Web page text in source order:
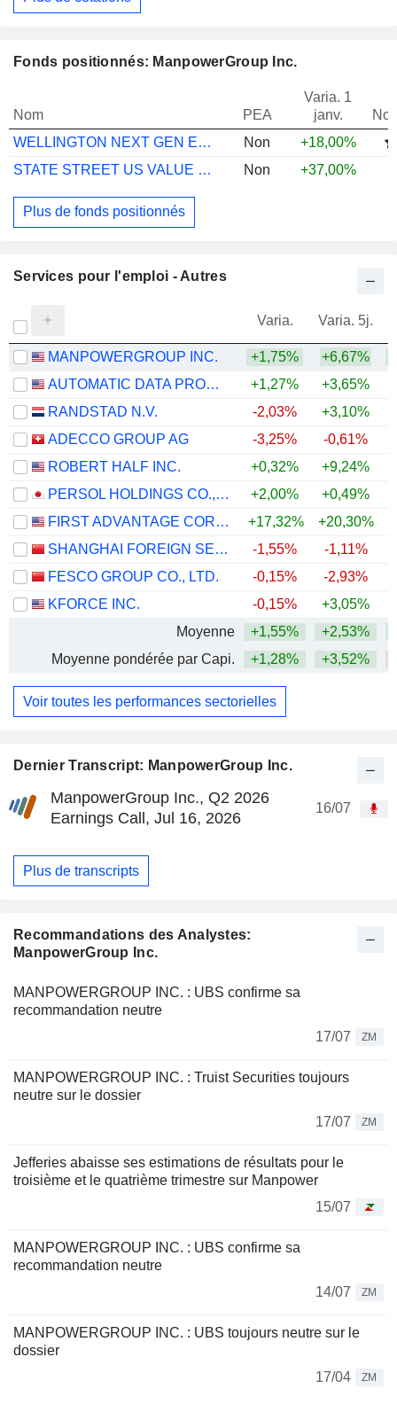
Dernier Transcript: ManpowerGroup Inc.
ManpowerGroup Inc., Q2 2026
Earnings Call, Jul 16, 2026
16/07
Plus de transcripts
Recommandations des Analystes:
ManpowerGroup Inc.
MANPOWERGROUP INC. : UBS confirme sa
recommandation neutre
17/07
ZM
MANPOWERGROUP INC. : Truist Securities toujours
neutre sur le dossier
17/07
ZM
Jefferies abaisse ses estimations de résultats pour le
troisième et le quatrième trimestre sur Manpower
15/07
MANPOWERGROUP INC. : UBS confirme sa
recommandation neutre
14/07
ZM
MANPOWERGROUP INC. : UBS toujours neutre sur le
dossier
17/04
ZM
Fonds positionnés: ManpowerGroup Inc.
Nom PEA
Varia. 1
janv.
WELLINGTON NEXT GEN EDUCATION USD EN AC
Non
+18,00%
STATE STREET US VALUE SPOTLIGHT B USD
Non +37,00%
Plus de fonds positionnés
Services pour l'emploi - Autres
Varia. Varia. 5j.
MANPOWERGROUP INC. +1,75% +6,67%
AUTOMATIC DATA PROCESSING, INC.
+1,27% +3,65%
RANDSTAD N.V.
-2,03% +3,10%
ADECCO GROUP AG
-3,25% -0,61%
ROBERT HALF INC.
+0,32% +9,24%
PERSOL HOLDINGS CO.,LTD.
+2,00% +0,49%
FIRST ADVANTAGE CORPORATION
+17,32% +20,30%
SHANGHAI FOREIGN SERVICE HOLDING GROUP CO., LTD.
-1,55% -1,11%
FESCO GROUP CO., LTD.
-0,15% -2,93%
KFORCE INC.
-0,15% +3,05%
Moyenne
+1,55% +2,53%
Moyenne pondérée par Capi.
+1,28% +3,52%
Voir toutes les performances sectorielles